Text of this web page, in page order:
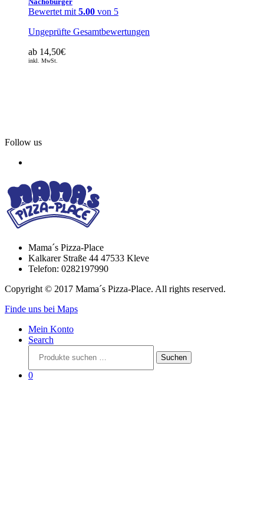
Bewertet mit5.00 von 5
Ungeprüfte Gesamtbewertungen
ab 14,50€
inkl. MwSt.
Follow us
Mama´s Pizza-Place
Kalkarer Straße 44 47533 Kleve
Telefon: 0282197990
Copyright © 2017 Mama´s Pizza-Place. All rights reserved.
Finde uns bei Maps
Mein Konto
Search
nach:
Suchen
0